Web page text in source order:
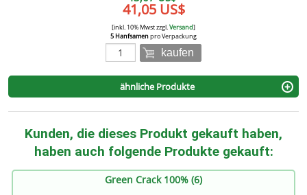
41,05 US$
[inkl. 10% Mwst zzgl.Versand]
5 Hanfsamenpro Verpackung
kaufen
ähnliche Produkte
Kunden, die dieses Produkt gekauft haben,
haben auch folgende Produkte gekauft:
Green Crack 100% (6)